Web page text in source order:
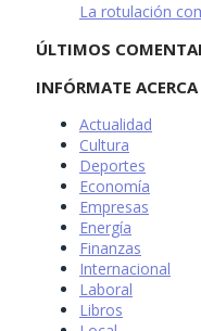
La rotulación
ÚLTIMOS
INFÓRMATE ACERCA
Actualidad
Cultura
Deportes
Economía
Empresas
Energía
Finanzas
Internacional
Laboral
Libros